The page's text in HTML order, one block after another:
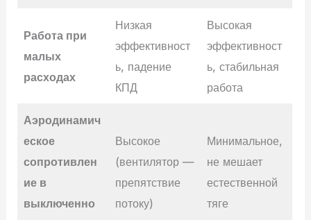
Работа при
малых
расходах
Низкая
эффективност
ь, падение
КПД
Высокая
эффективност
ь, стабильная
работа
Аэродинамич
еское
сопротивлен
ие в
выключенно
Высокое
(вентилятор —
препятствие
потоку)
Минимальное,
не мешает
естественной
тяге